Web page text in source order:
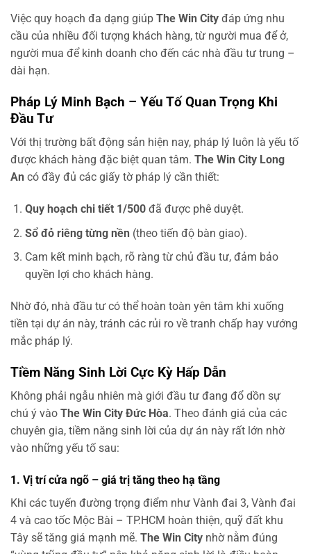
Việc quy hoạch đa dạng giúp The Win City đáp ứng nhu
cầu của nhiều đối tượng khách hàng, từ người mua để ở,
người mua để kinh doanh cho đến các nhà đầu tư trung –
dài hạn.
Pháp Lý Minh Bạch – Yếu Tố Quan Trọng Khi
Đầu Tư
Với thị trường bất động sản hiện nay, pháp lý luôn là yếu tố
được khách hàng đặc biệt quan tâm. The Win City Long
An có đầy đủ các giấy tờ pháp lý cần thiết:
Quy hoạch chi tiết 1/500đã được phê duyệt.
Sổ đỏ riêng từng nền (theo tiến độ bàn giao).
Cam kết minh bạch, rõ ràng từ chủ đầu tư, đảm bảo
quyền lợi cho khách hàng.
Nhờ đó, nhà đầu tư có thể hoàn toàn yên tâm khi xuống
tiền tại dự án này, tránh các rủi ro về tranh chấp hay vướng
mắc pháp lý.
Tiềm Năng Sinh Lời Cực Kỳ Hấp Dẫn
Không phải ngẫu nhiên mà giới đầu tư đang đổ dồn sự
chú ý vào The Win City Đức Hòa. Theo đánh giá của các
chuyên gia, tiềm năng sinh lời của dự án này rất lớn nhờ
vào những yếu tố sau:
1. Vị trí cửa ngõ – giá trị tăng theo hạ tầng
Khi các tuyến đường trọng điểm như Vành đai 3, Vành đai
4 và cao tốc Mộc Bài – TP.HCM hoàn thiện, quỹ đất khu
Tây sẽ tăng giá mạnh mẽ. The Win City nhờ nằm đúng